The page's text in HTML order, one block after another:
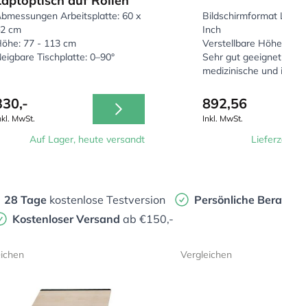
von Laptoptischen eignet sich hervorragend als
der Laptoptische ausführlich betrachten.
der montierten Rollen sehr leicht zu bewegen.
lässt sich einfach realisieren. Außerdem sind die
stehende Arbeit und können daher als Steh-Sitz-
Arbeitsplatte: 60 x
cm
77 - 113 cm
Tischplatte: 0–90°
MwSt.
Auf Lager, heute versandt
Bildschirmformat
Inch
Verstellbare
Sehr gut
medizinische und
892,56
Inkl. MwSt.
28 Tage kostenlose Testversion Persönliche
Kostenloser Versand ab €150,-
Vergleichen